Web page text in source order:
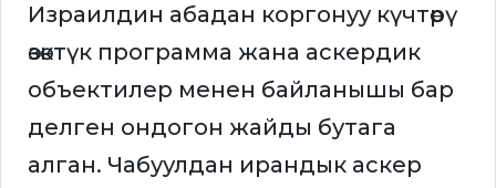
Израилдин абадан коргонуу күчтөрү
өзөктүк программа жана аскердик
объектилер менен байланышы бар
делген ондогон жайды бутага
алган. Чабуулдан ирандык аскер